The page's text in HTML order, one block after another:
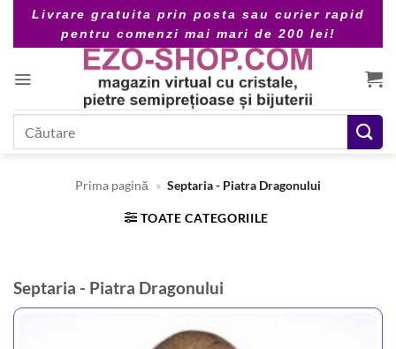
content
Livrare gratuita prin posta sau curier rapid
pentru comenzi mai mari de 200 lei!
Prima pagină » Septaria - Piatra Dragonului
TOATE CATEGORIILE
Septaria - Piatra Dragonului